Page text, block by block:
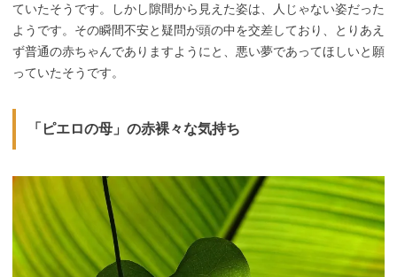
ていたそうです。しかし隙間から見えた姿は、人じゃない姿だった
ようです。その瞬間不安と疑問が頭の中を交差しており、とりあえ
ず普通の赤ちゃんでありますようにと、悪い夢であってほしいと願
っていたそうです。
「ピエロの母」の赤裸々な気持ち